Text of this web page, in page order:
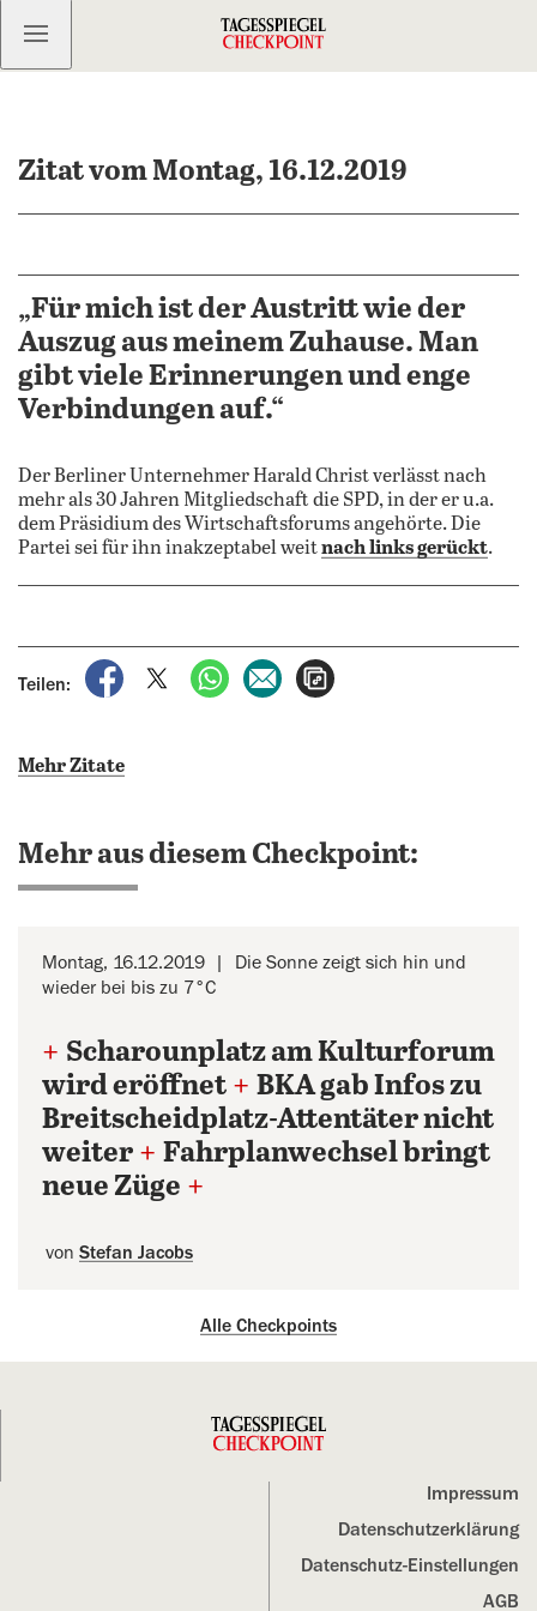
Kostenlos anmelden
Zitat vom Montag, 16.12.2019
„Für mich ist der Austritt wie der
Auszug aus meinem Zuhause. Man
gibt viele Erinnerungen und enge
Verbindungen auf.“
Der Berliner Unternehmer Harald Christ verlässt nach
mehr als 30 Jahren Mitgliedschaft die SPD, in der er u.a.
dem Präsidium des Wirtschaftsforums angehörte. Die
Partei sei für ihn inakzeptabel weitnach links gerückt.
Teilen:
auf Facebook teilen
auf X teilenper WhatsApp teilen
per E-Mail teilen
Mehr Zitate
Mehr aus diesem Checkpoint:
Montag, 16.12.2019
Die Sonne zeigt sich hin und
wieder bei bis zu 7°C
+ Scharounplatz am Kulturforum
wird eröffnet + BKA gab Infos zu
Breitscheidplatz-Attentäter nicht
weiter + Fahrplanwechsel bringt
neue Züge +
von Stefan Jacobs
Alle Checkpoints
Impressum
Datenschutz­erklärung
Datenschutz-Einstellungen
AGB